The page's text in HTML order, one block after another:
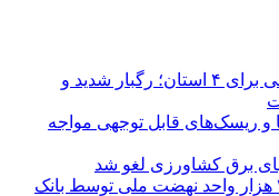
هشدار نارنجی هواشناسی برای ۴ استان؛ رگبار شدید و
و ریسک‌های قابل توجهی مواجه
برق کشاورزی لغو شد
تأمین مالی بیش از ۳۹۶ هزار واحد نهضت ملی توسط بانک